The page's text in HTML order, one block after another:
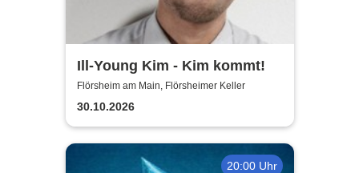
Ill-Young Kim - Kim kommt!
Flörsheim am Main, Flörsheimer Keller
30.10.2026
20:00 Uhr